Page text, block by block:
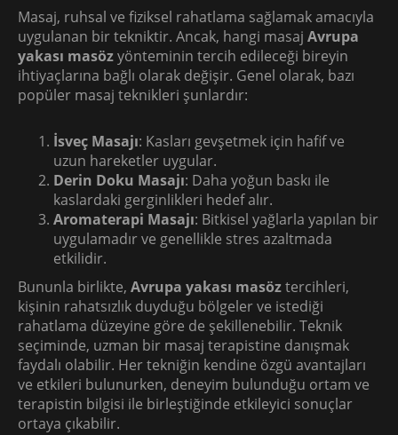
Masaj, ruhsal ve fiziksel rahatlama sağlamak amacıyla
uygulanan bir tekniktir. Ancak, hangi masaj Avrupa
yakası masözyönteminin tercih edileceği bireyin
ihtiyaçlarına bağlı olarak değişir. Genel olarak, bazı
popüler masaj teknikleri şunlardır:
İsveç Masajı: Kasları gevşetmek için hafif ve
uzun hareketler uygular.
Derin Doku Masajı: Daha yoğun baskı ile
kaslardaki gerginlikleri hedef alır.
Aromaterapi Masajı: Bitkisel yağlarla yapılan bir
uygulamadır ve genellikle stres azaltmada
etkilidir.
Bununla birlikte, Avrupa yakası masöztercihleri,
kişinin rahatsızlık duyduğu bölgeler ve istediği
rahatlama düzeyine göre de şekillenebilir. Teknik
seçiminde, uzman bir masaj terapistine danışmak
faydalı olabilir. Her tekniğin kendine özgü avantajları
ve etkileri bulunurken, deneyim bulunduğu ortam ve
terapistin bilgisi ile birleştiğinde etkileyici sonuçlar
ortaya çıkabilir.